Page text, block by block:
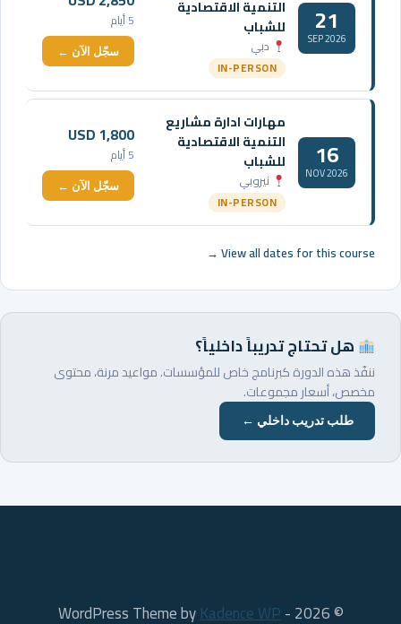
21
SEP 2026
التنمية الاقتصادية
للشباب
دبي
IN-PERSON
5 أيام
سجّل الآن ←
16
NOV 2026
مهارات ادارة مشاريع
التنمية الاقتصادية
للشباب
نيروبي
IN-PERSON
USD 1,800
5 أيام
سجّل الآن ←
View all dates for this course →
هل تحتاج تدريباً داخلياً؟
ننفّذ هذه الدورة كبرنامج خاص للمؤسسات. مواعيد مرنة، محتوى
مخصص، أسعار مجموعات.
طلب تدريب داخلي ←
© 2026 - WordPress Theme by
Kadence WP